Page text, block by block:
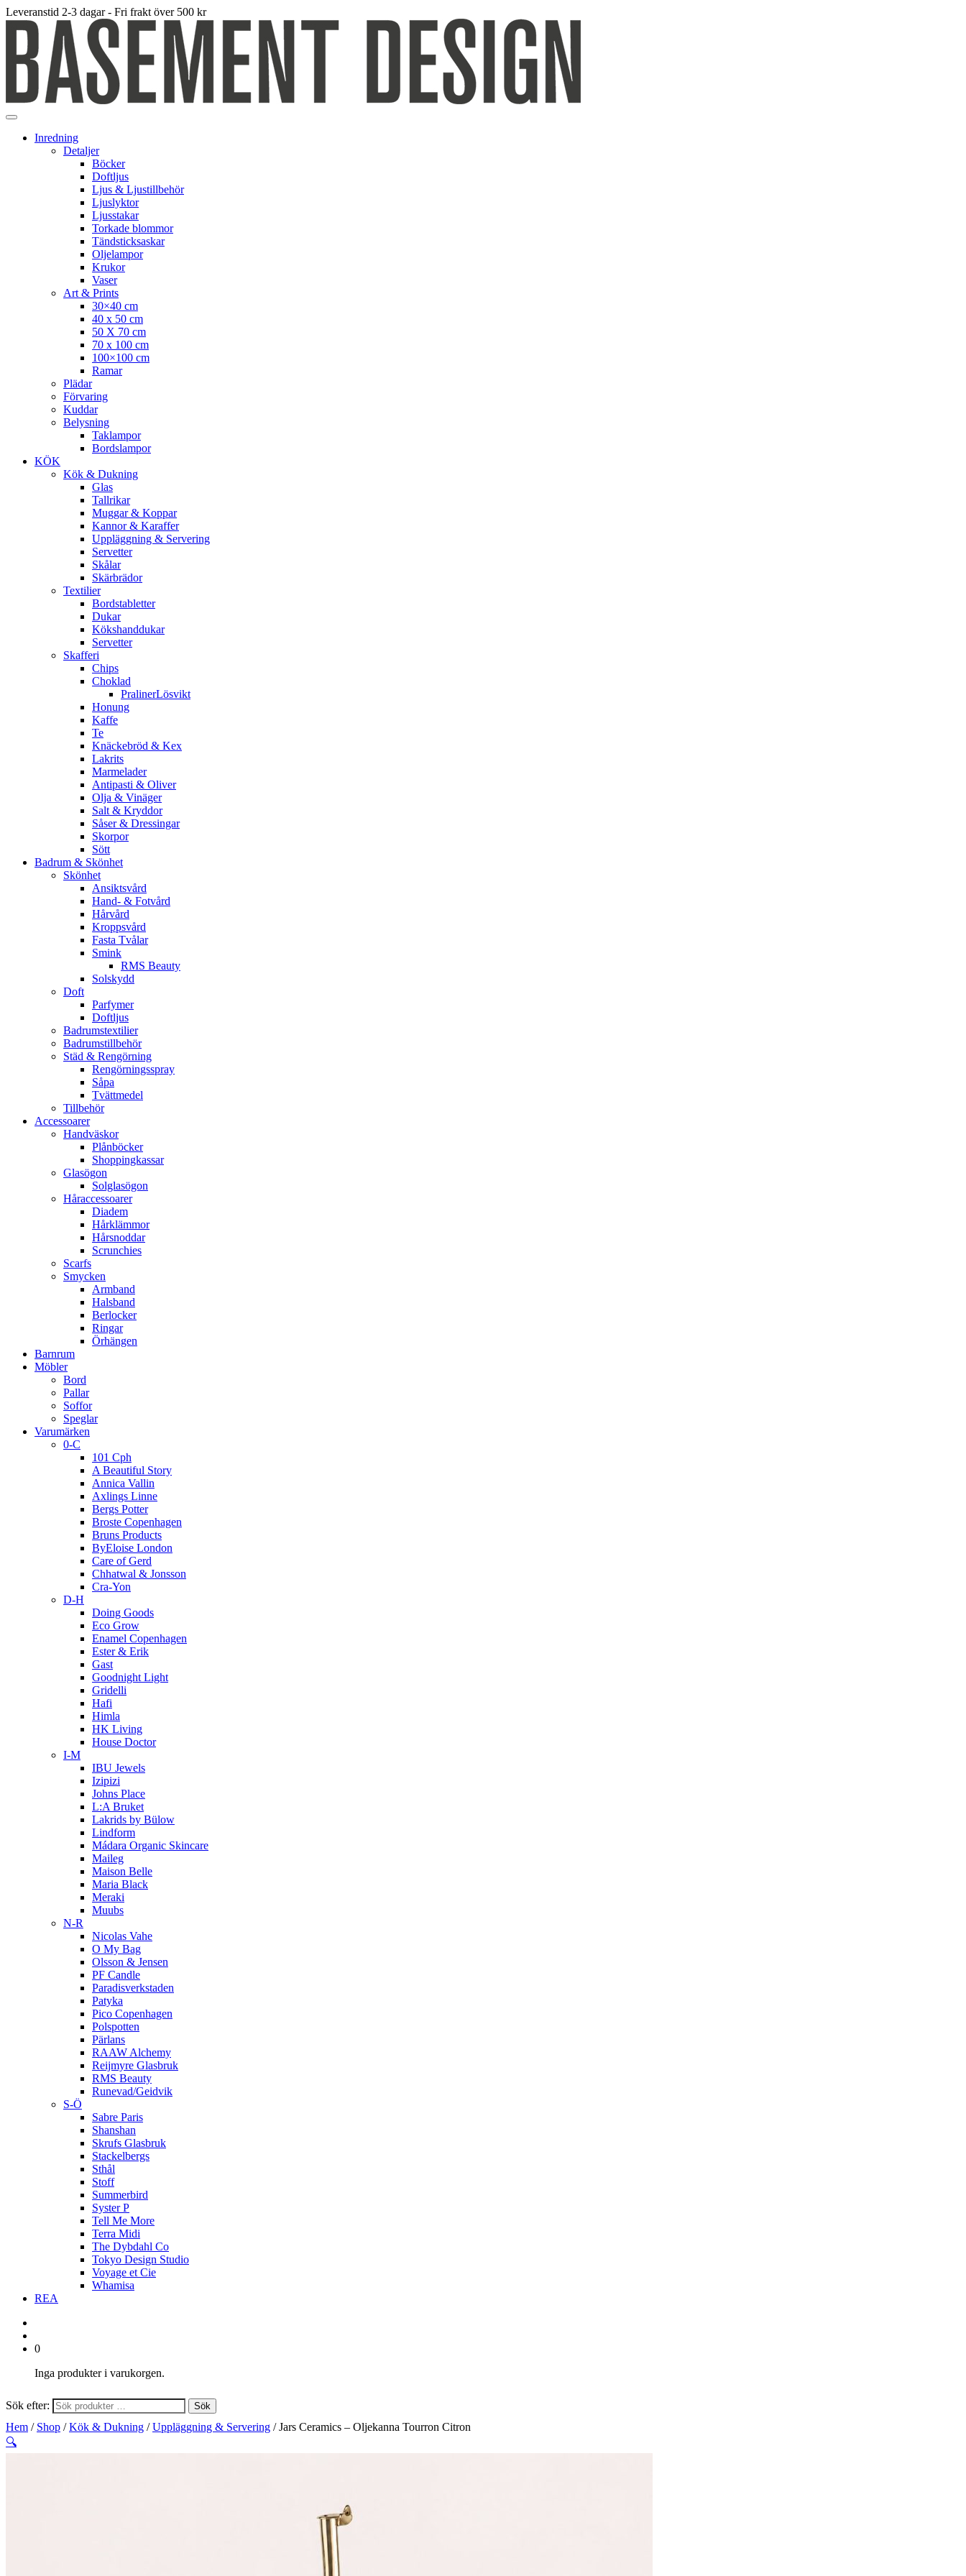
Leveranstid 2-3 dagar - Fri frakt över 500 kr
Inredning
Detaljer
Böcker
Doftljus
Ljus & Ljustillbehör
Ljuslyktor
Ljusstakar
Torkade blommor
Tändsticksaskar
Oljelampor
Krukor
Vaser
Art & Prints
30×40 cm
40 x 50 cm
50 X 70 cm
70 x 100 cm
100×100 cm
Ramar
Plädar
Förvaring
Kuddar
Belysning
Taklampor
Bordslampor
KÖK
Kök & Dukning
Glas
Tallrikar
Muggar & Koppar
Kannor & Karaffer
Uppläggning & Servering
Servetter
Skålar
Skärbrädor
Textilier
Bordstabletter
Dukar
Kökshanddukar
Servetter
Skafferi
Chips
Choklad
PralinerLösvikt
Honung
Kaffe
Te
Knäckebröd & Kex
Lakrits
Marmelader
Antipasti & Oliver
Olja & Vinäger
Salt & Kryddor
Såser & Dressingar
Skorpor
Sött
Badrum & Skönhet
Skönhet
Ansiktsvård
Hand- & Fotvård
Hårvård
Kroppsvård
Fasta Tvålar
Smink
RMS Beauty
Solskydd
Doft
Parfymer
Doftljus
Badrumstextilier
Badrumstillbehör
Städ & Rengörning
Rengörningsspray
Såpa
Tvättmedel
Tillbehör
Accessoarer
Handväskor
Plånböcker
Shoppingkassar
Glasögon
Solglasögon
Håraccessoarer
Diadem
Hårklämmor
Hårsnoddar
Scrunchies
Scarfs
Smycken
Armband
Halsband
Berlocker
Ringar
Örhängen
Barnrum
Möbler
Bord
Pallar
Soffor
Speglar
Varumärken
0-C
101 Cph
A Beautiful Story
Annica Vallin
Axlings Linne
Bergs Potter
Broste Copenhagen
Bruns Products
ByEloise London
Care of Gerd
Chhatwal & Jonsson
Cra-Yon
D-H
Doing Goods
Eco Grow
Enamel Copenhagen
Ester & Erik
Gast
Goodnight Light
Gridelli
Hafi
Himla
HK Living
House Doctor
I-M
IBU Jewels
Izipizi
Johns Place
L:A Bruket
Lakrids by Bülow
Lindform
Mádara Organic Skincare
Maileg
Maison Belle
Maria Black
Meraki
Muubs
N-R
Nicolas Vahe
O My Bag
Olsson & Jensen
PF Candle
Paradisverkstaden
Patyka
Pico Copenhagen
Polspotten
Pärlans
RAAW Alchemy
Reijmyre Glasbruk
RMS Beauty
Runevad/Geidvik
S-Ö
Sabre Paris
Shanshan
Skrufs Glasbruk
Stackelbergs
Sthål
Stoff
Summerbird
Syster P
Tell Me More
Terra Midi
The Dybdahl Co
Tokyo Design Studio
Voyage et Cie
Whamisa
REA
0
Inga produkter i varukorgen.
Sök efter: Sök
Hem / Shop /Kök & Dukning /Uppläggning & Servering / Jars Ceramics – Oljekanna Tourron Citron
🔍